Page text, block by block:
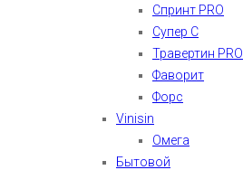
Спринт PRO
Супер С
Травертин PRO
Фаворит
Форс
Vinisin
Омега
Бытовой